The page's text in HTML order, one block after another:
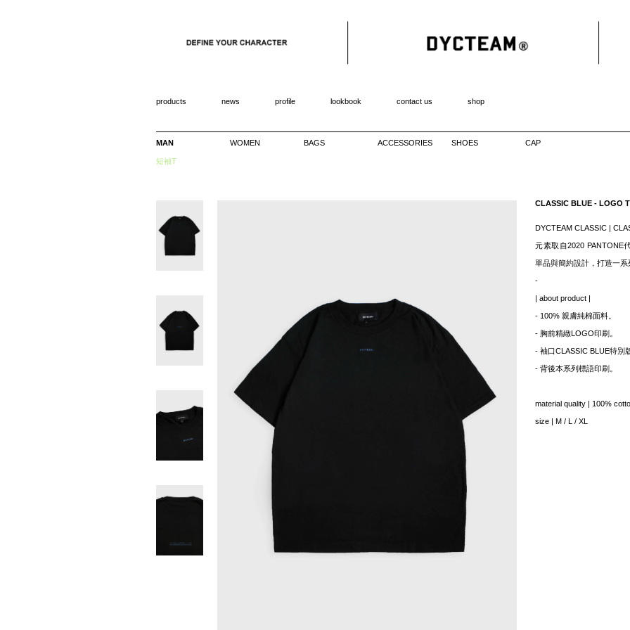
products news profile lookbook contact us shop
MAN WOMEN BAGS ACCESSORIES SHOES CAP
短袖T
CLASSIC BLUE - LOGO
DYCTEAM CLASSIC |
元素取自2020 PANTONE
單品與簡約設計，打造一系
-
| about product |
- 100% 親膚純棉面料。
- 胸前精緻LOGO印刷。
- 袖口CLASSIC BLUE特別
- 背後本系列標語印刷。
material quality | 100%
size | M / L / XL